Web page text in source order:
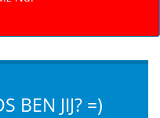
BEN JIJ? =)